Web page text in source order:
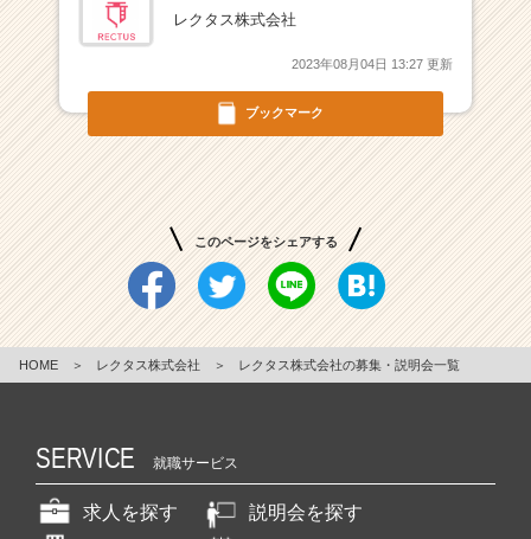
の
献
度
い
ア
領
ブックマーク
レクタス株式会社
2023年08月04日 13:27 更新
このページをシェアする
HOME ＞ レクタス株式会社 ＞ レクタス株式会社の募集・説明会一覧
SERVICE 就職サービス
求人を探す
説明会を探す